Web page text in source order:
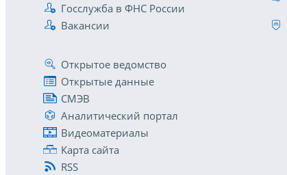
Госслужба в ФНС России
Вакансии
Открытое ведомство
Открытые данные
СМЭВ
Аналитический портал
Видеоматериалы
Карта сайта
RSS